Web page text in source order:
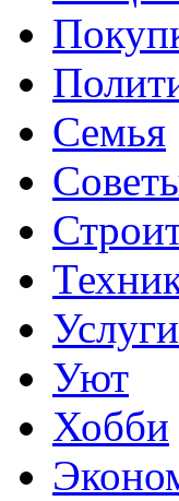
Семья
Услуги
Уют
Хобби